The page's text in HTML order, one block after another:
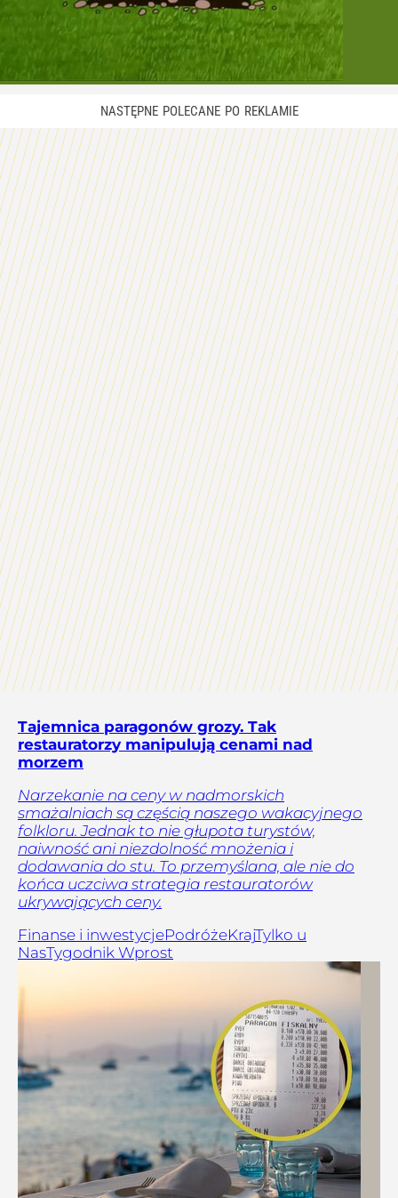
Tajemnica paragonów grozy. Tak
restauratorzy manipulują cenami nad
morzem
Narzekanie na ceny w nadmorskich
smażalniach są częścią naszego wakacyjnego
folkloru. Jednak to nie głupota turystów,
naiwność ani niezdolność mnożenia i
dodawania do stu. To przemyślana, ale nie do
końca uczciwa strategia restauratorów
ukrywających ceny.
Finanse i inwestycjePodróżeKrajTylko u
NasTygodnik Wprost